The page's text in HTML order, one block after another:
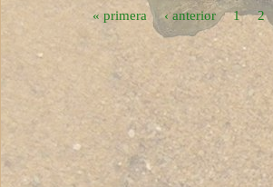
Páginas
« primera ‹ anterior 1 2